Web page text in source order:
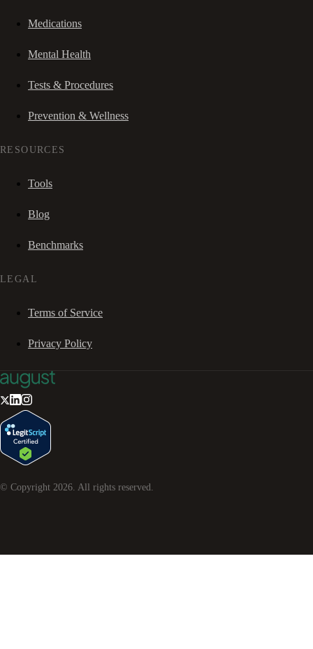
Medications
Mental Health
Tests & Procedures
Prevention & Wellness
RESOURCES
Tools
Blog
Benchmarks
LEGAL
Terms of Service
Privacy Policy
© Copyright 2026 . All rights reserved.